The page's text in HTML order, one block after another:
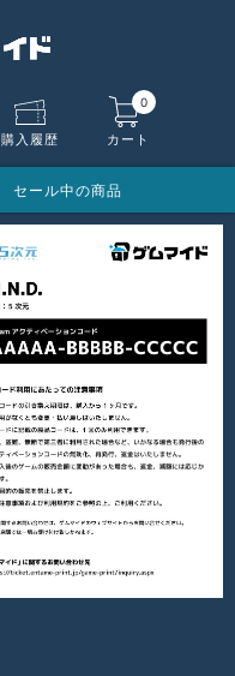
購入履歴 カート
0
セール中の商品